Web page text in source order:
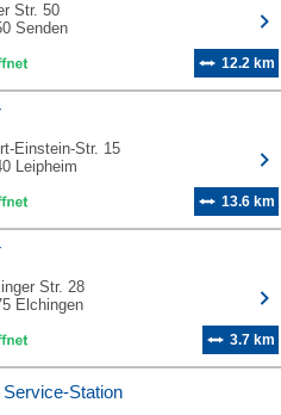
Str. 50
Senden
12.2 km
Einstein-Str. 15
Leipheim
13.6 km
Str. 28
Elchingen
3.7 km
Service-Station